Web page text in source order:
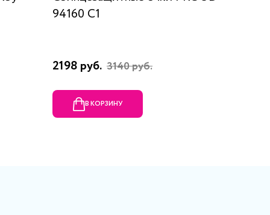
94160 C1
2198 руб. 3140 руб.
В КОРЗИНУ